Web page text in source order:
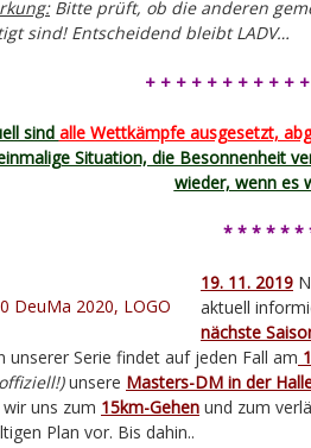
Bitte prüft, ob die anderen
sind! Entscheidend bleibt LADV…
+ + + + + + + + + +
sind alle Wettkämpfe ausgesetzt,
Situation, die Besonnenheit
wieder, wenn es
* * * * * *
19. 11. 2019
aktuell
nächste
unserer Serie findet auf jeden Fall am
unsere Masters-DM in der
uns zum 15km-Gehen und zum
Plan vor. Bis dahin..